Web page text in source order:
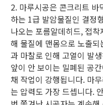
2. 마루시공은 콘크리트 바
하는 1급 발암물질인 결정
나오는 포름알데히드, 접
해 물질에 맨몸으로 노출
과 마찰로 인해 고열이 발
앞이 안 보이는 밀폐된 공
채 작업이 강행됩니다. 마
는 압력도 가장 드셉니다.